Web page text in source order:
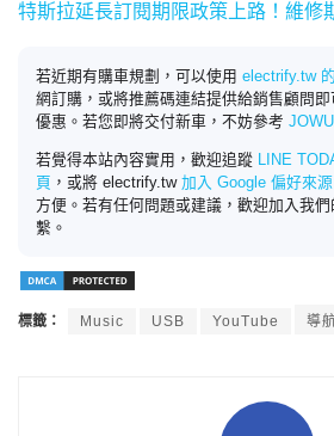
特斯拉延長訂閱期限政策上路！維修
若近期有購車規劃，可以使用 electrify.tw
網訂購，或將推薦碼連結提供給銷售顧問
優惠。若您即將交付新車，不妨參考
若覺得本站內容實用，歡迎追蹤 LINE
頁 ，或將 electrify.tw 加入 Google 偏好來源
方便。若有任何問題或建議，歡迎加入我們
繫。
標籤： Music USB YouTube 導